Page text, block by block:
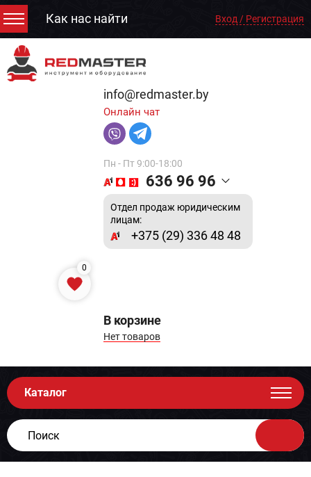
Как нас найти Вход / Регистрация
info@redmaster.by
Онлайн чат
Пн - Пт 9:00-18:00
636 96 96
Отдел продаж юридическим
лицам:
+375 (29) 336 48 48
0
В корзине
Нет товаров
Каталог